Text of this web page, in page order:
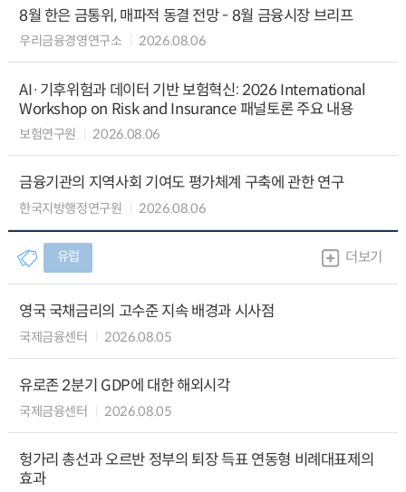
8월 한은 금통위, 매파적 동결 전망 - 8월 금융시장 브리프
우리금융경영연구소 2026.08.06
AI·기후위험과 데이터 기반 보험혁신: 2026 International
Workshop on Risk and Insurance 패널토론 주요 내용
보험연구원 2026.08.06
금융기관의 지역사회 기여도 평가체계 구축에 관한 연구
한국지방행정연구원 2026.08.06
유럽 더보기
영국 국채금리의 고수준 지속 배경과 시사점
국제금융센터 2026.08.05
유로존 2분기 GDP에 대한 해외시각
국제금융센터 2026.08.05
헝가리 총선과 오르반 정부의 퇴장 득표 연동형 비례대표제의
효과